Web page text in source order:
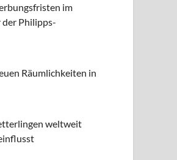
im
der Philipps-
Räumlichkeiten in
weltweit